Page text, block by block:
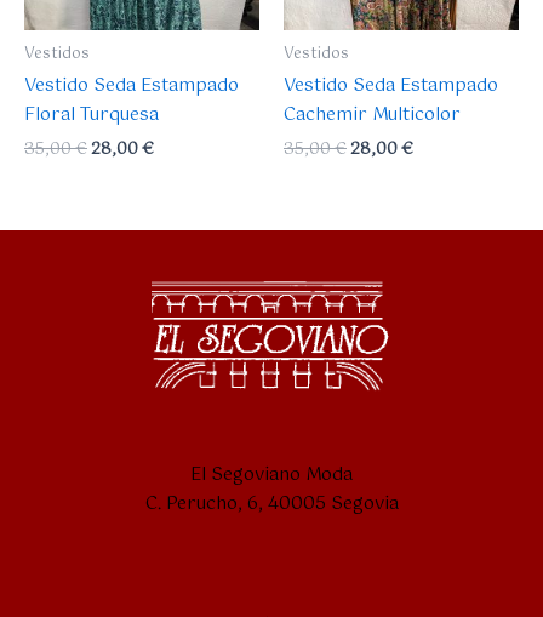
Vestidos
Vestido Seda Estampado
Floral Turquesa
35,00€28,00€
Vestidos
Vestido Seda Estampado
Cachemir Multicolor
35,00€28,00€
El Segoviano Moda
C. Perucho, 6, 40005 Segovia